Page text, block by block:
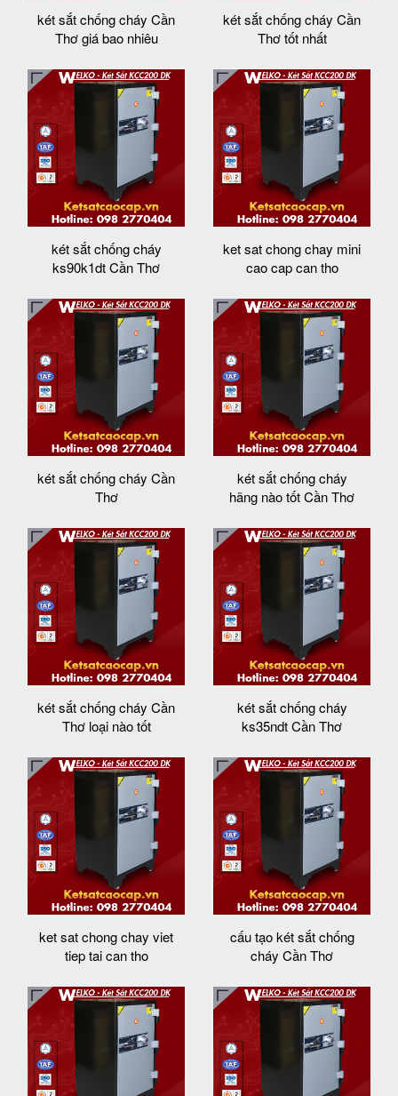
két sắt chống cháy Cần
Thơ giá bao nhiêu
két sắt chống cháy Cần
Thơ tốt nhất
két sắt chống cháy
ks90k1dt Cần Thơ
ket sat chong chay mini
cao cap can tho
két sắt chống cháy Cần
Thơ
két sắt chống cháy
hãng nào tốt Cần Thơ
két sắt chống cháy Cần
Thơ loại nào tốt
két sắt chống cháy
ks35ndt Cần Thơ
ket sat chong chay viet
tiep tai can tho
cấu tạo két sắt chống
cháy Cần Thơ